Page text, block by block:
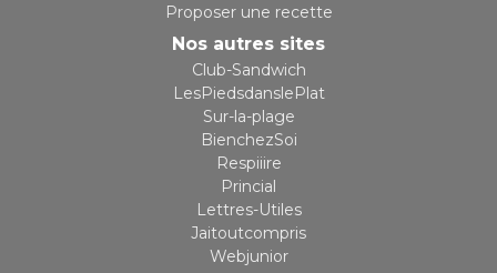
Proposer une recette
Nos autres sites
Club-Sandwich
LesPiedsdanslePlat
Sur-la-plage
BienchezSoi
Respiiire
Princial
Lettres-Utiles
Jaitoutcompris
Webjunior